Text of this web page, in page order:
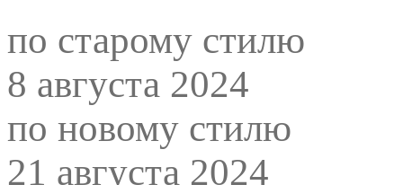
по старому стилю
8 августа 2024
по новому стилю
21 августа 2024